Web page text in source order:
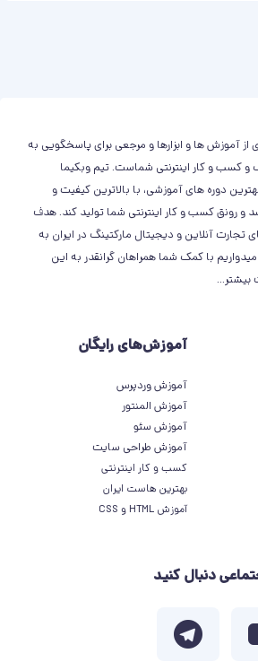
آموزش ها و ابزارها و مرجعی برای پاسخگویی به
و کسب و کار اینترنتی شماست. تیم وبکیما
دوره های آموزشی، با بالاترین کیفیت و
و رونق کسب و کار اینترنتی شما تولید کند. هدف
تجارت آنلاین و دیجیتال مارکتینگ در ایران به
با کمک شما همراهان گرانقدر به این
بیشتر...
آموزش‌های رایگان
آموزش وردپرس
آموزش المنتور
آموزش سئو
آموزش طراحی سایت
کسب و کار اینترنتی
بهترین هاست ایران
آموزش HTML و CSS
دنبال کنید